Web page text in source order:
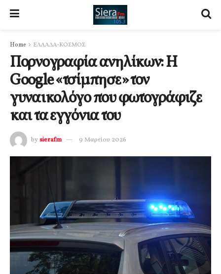
Home ΕΛΛΑΔΑ-ΚΟΣΜΟΣ
Πορνογραφία ανηλίκων: Η
Google «τσίμπησε» τον
γυναικολόγο που φωτογράφιζε
και τα εγγόνια του
by sierafm 9 Μαρτίου 2026